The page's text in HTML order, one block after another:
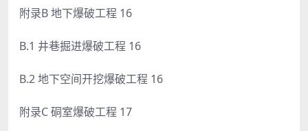
附录B 地下爆破工程 16
B.1 井巷掘进爆破工程 16
B.2 地下空间开挖爆破工程 16
附录C 硐室爆破工程 17